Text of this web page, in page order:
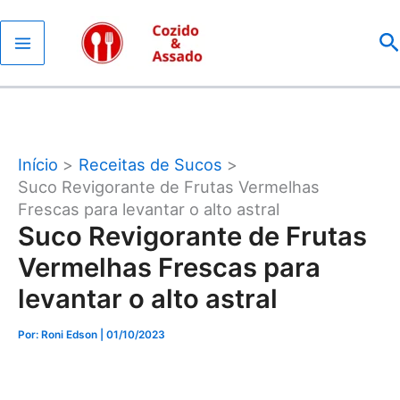
para
o
conteúdo
Início
Receitas de Sucos
Suco Revigorante de Frutas Vermelhas
Frescas para levantar o alto astral
Suco Revigorante de Frutas
Vermelhas Frescas para
levantar o alto astral
Por: Roni Edson | 01/10/2023